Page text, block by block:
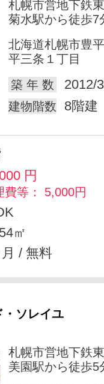
札幌市営地下鉄
菊水駅から徒歩7
北海道札幌市豊
平三条１丁目
築 年 数
2012/
建物階数 8階建
円
費等： 5,000円
㎡
/ 無料
・ソレイユ
札幌市営地下鉄
美園駅から徒歩5